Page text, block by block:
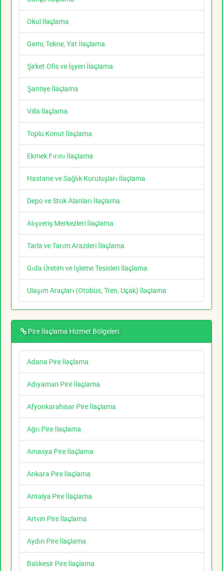
Okul İlaçlama
Gemi, Tekne, Yat İlaçlama
Şirket Ofis ve İşyeri İlaçlama
Şantiye İlaçlama
Villa İlaçlama
Toplu Konut İlaçlama
Ekmek Fırını İlaçlama
Hastane ve Sağlık Kuruluşları İlaçlama
Depo ve Stok Alanları İlaçlama
Alışveriş Merkezleri İlaçlama
Tarla ve Tarım Arazileri İlaçlama
Gıda Üretim ve İşleme Tesisleri İlaçlama
Ulaşım Araçları (Otobüs, Tren, Uçak) İlaçlama
Pire İlaçlama Hizmet Bölgeleri
Adana Pire İlaçlama
Adıyaman Pire İlaçlama
Afyonkarahisar Pire İlaçlama
Ağrı Pire İlaçlama
Amasya Pire İlaçlama
Ankara Pire İlaçlama
Antalya Pire İlaçlama
Artvin Pire İlaçlama
Aydın Pire İlaçlama
Balıkesir Pire İlaçlama